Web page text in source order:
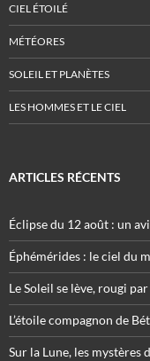
CIEL ÉTOILÉ
MÉTÉORES
SOLEIL ET PLANÈTES
LES HOMMES ET LE CIEL
ARTICLES RÉCENTS
Éclipse du 12 août : un
Éphémérides : le ciel du
Le Soleil se lève, rougi
L’étoile compagnon de
Sur la Lune, les mystères